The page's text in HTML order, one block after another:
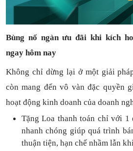
Bùng nổ ngàn ưu đãi khi kích
ngay hôm nay
Không chỉ dừng lại ở một giải
còn mang đến vô vàn đặc quyền
hoạt động kinh doanh của doanh
Tặng Loa thanh toán chỉ với 1
nhanh chóng giúp quá trình
thuận tiện, hạn chế nhầm lẫn